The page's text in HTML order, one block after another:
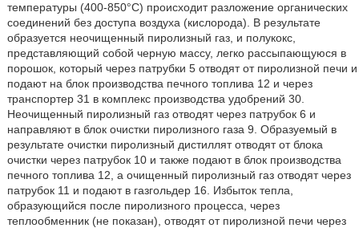
температуры (400-850°C) происходит разложение органических
соединений без доступа воздуха (кислорода). В результате
образуется неочищенный пиролизный газ, и полукокс,
представляющий собой черную массу, легко рассыпающуюся в
порошок, который через патрубки 5 отводят от пиролизной печи и
подают на блок производства печного топлива 12 и через
транспортер 31 в комплекс производства удобрений 30.
Неочищенный пиролизный газ отводят через патрубок 6 и
направляют в блок очистки пиролизного газа 9. Образуемый в
результате очистки пиролизный дистиллят отводят от блока
очистки через патрубок 10 и также подают в блок производства
печного топлива 12, а очищенный пиролизный газ отводят через
патрубок 11 и подают в газгольдер 16. Избыток тепла,
образующийся после пиролизного процесса, через
теплообменник (не показан), отводят от пиролизной печи через